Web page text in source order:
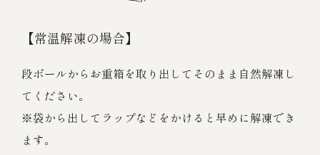
【常温解凍の場合】
段ボールからお重箱を取り出してそのまま自然解凍し
てください。
※袋から出してラップなどをかけると早めに解凍でき
ます。